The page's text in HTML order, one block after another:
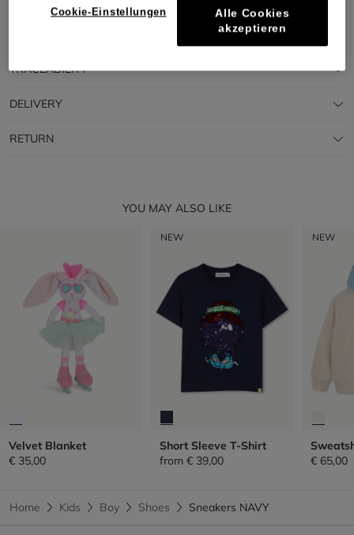
TRACEABILITY
DELIVERY
RETURN
YOU MAY ALSO LIKE
Velvet Blanket
€ 35,00
NEW
Short Sleeve T-Shirt
from € 39,00
NEW
€ 65,00
Home Kids Boy Shoes Sneakers NAVY
Cookie-Einstellungen
Alle Cookies
akzeptieren